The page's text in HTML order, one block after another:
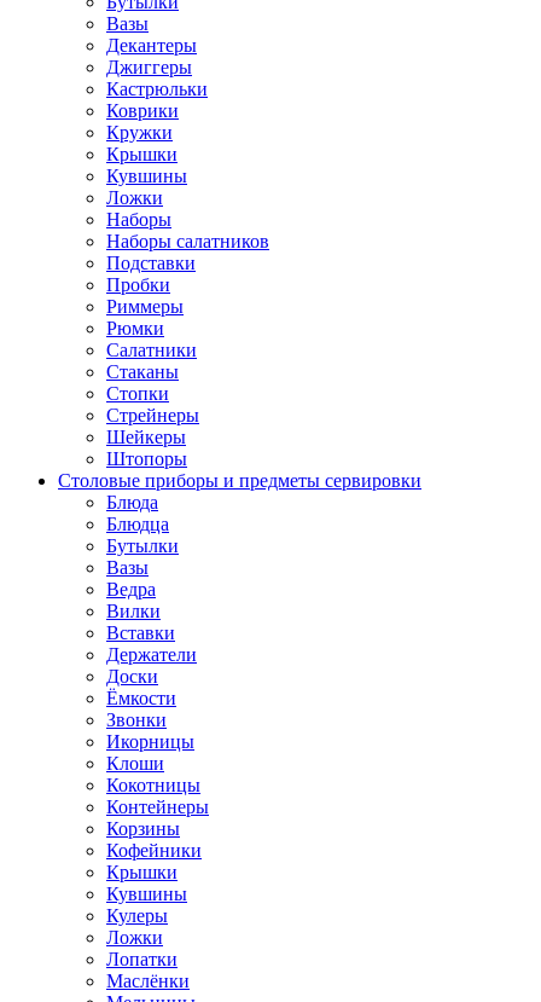
Вазы
Декантеры
Джиггеры
Кастрюльки
Коврики
Кружки
Крышки
Кувшины
Ложки
Наборы
Наборы салатников
Подставки
Пробки
Риммеры
Рюмки
Салатники
Стаканы
Стопки
Стрейнеры
Шейкеры
Штопоры
Столовые приборы и предметы сервировки
Блюда
Блюдца
Бутылки
Вазы
Ведра
Вилки
Вставки
Держатели
Доски
Ёмкости
Звонки
Икорницы
Клоши
Кокотницы
Контейнеры
Корзины
Кофейники
Крышки
Кувшины
Кулеры
Ложки
Лопатки
Маслёнки